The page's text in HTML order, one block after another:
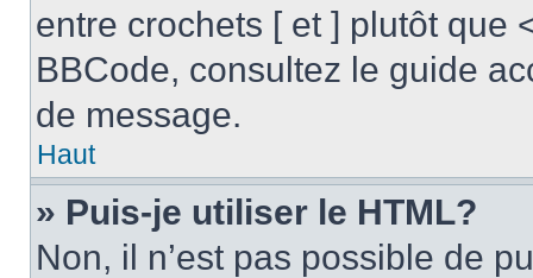
entre crochets [ et ] plutôt que
BBCode, consultez le guide
de message.
Haut
» Puis-je utiliser le HTML?
Non, il n’est pas possible de